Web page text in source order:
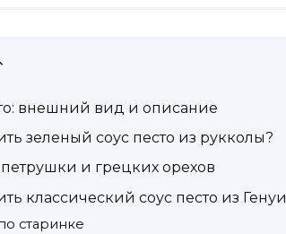
внешний вид и описание
зеленый соус песто из рукколы?
петрушки и грецких орехов
классический соус песто из Генуи
старинке